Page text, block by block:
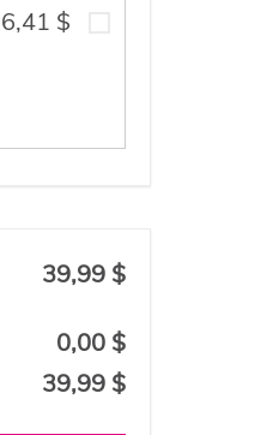
$
39,99 $
0,00 $
39,99 $